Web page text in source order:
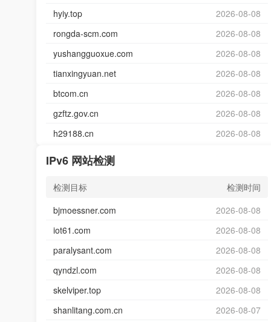
hyiy.top
2026-08-08
rongda-scm.com
2026-08-08
yushangguoxue.com
2026-08-08
tianxingyuan.net
2026-08-08
btcom.cn
2026-08-08
gzftz.gov.cn
2026-08-08
h29188.cn
2026-08-08
IPv6 网站检测
检测目标
检测时间
bjmoessner.com
2026-08-08
iot61.com
2026-08-08
paralysant.com
2026-08-08
qyndzl.com
2026-08-08
skelviper.top
2026-08-08
shanlitang.com.cn
2026-08-07